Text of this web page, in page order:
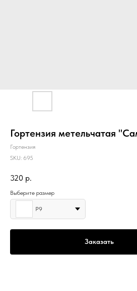
Гортензия метельчатая
Гортензия
SKU: 695
320 р.
Выберите размер
Р9
Заказать